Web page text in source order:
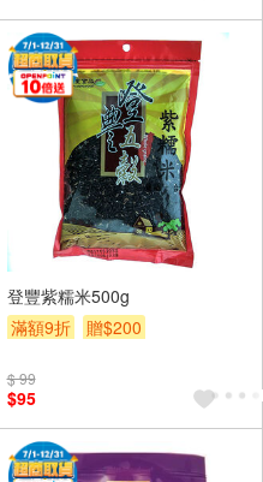
登豐紫糯米500g
滿額9折
贈$200
$ 99
$95